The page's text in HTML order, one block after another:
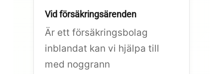
Vid försäkringsärenden
Är ett försäkringsbolag
inblandat kan vi hjälpa till
med noggrann